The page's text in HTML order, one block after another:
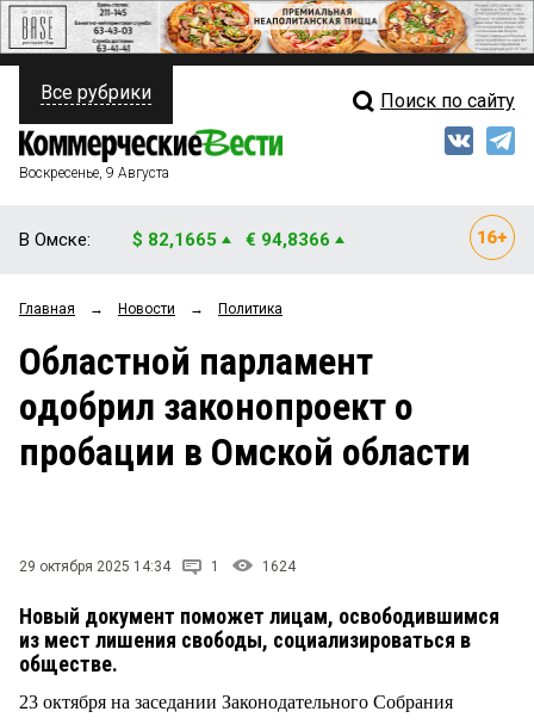
ПОЛИТИКА
ФИНАНСЫ
ОБЩЕСТВО
ЗАКОН
НОВОСТИ КОМПАНИЙ
Свежий выпуск
Рейтинги
Блоги
Архив
Все рубрики Поиск по сайту
Воскресенье, 9 Августа
В Омске: $ 82,1665 € 94,8366
Главная → Новости → Политика
Областной парламент
одобрил законопроект о
пробации в Омской области
29 октября 2025 14:34 1 1624
Новый документ поможет лицам, освободившимся
из мест лишения свободы, социализироваться в
обществе.
23 октября на заседании Законодательного Собрания